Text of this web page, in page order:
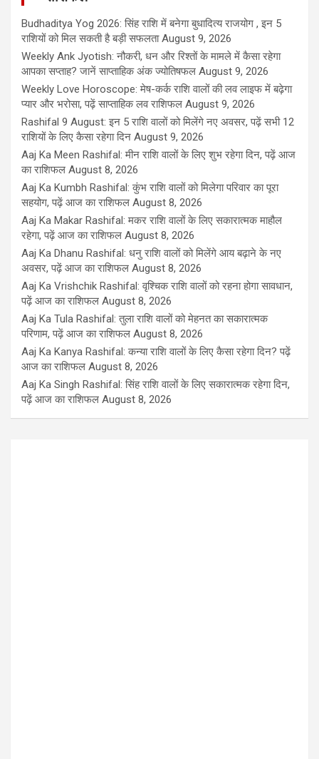
Budhaditya Yog 2026: सिंह राशि में बनेगा बुधादित्य राजयोग , इन 5
राशियों को मिल सकती है बड़ी सफलता August 9, 2026
Weekly Ank Jyotish: नौकरी, धन और रिश्तों के मामले में कैसा रहेगा
आपका सप्ताह? जानें साप्ताहिक अंक ज्योतिषफल August 9, 2026
Weekly Love Horoscope: मेष-कर्क राशि वालों की लव लाइफ में बढ़ेगा
प्यार और भरोसा, पढ़ें साप्ताहिक लव राशिफल August 9, 2026
Rashifal 9 August: इन 5 राशि वालों को मिलेंगे नए अवसर, पढ़ें सभी 12
राशियों के लिए कैसा रहेगा दिन August 9, 2026
Aaj Ka Meen Rashifal: मीन राशि वालों के लिए शुभ रहेगा दिन, पढ़ें आज
का राशिफल August 8, 2026
Aaj Ka Kumbh Rashifal: कुंभ राशि वालों को मिलेगा परिवार का पूरा
सहयोग, पढ़ें आज का राशिफल August 8, 2026
Aaj Ka Makar Rashifal: मकर राशि वालों के लिए सकारात्मक माहौल
रहेगा, पढ़ें आज का राशिफल August 8, 2026
Aaj Ka Dhanu Rashifal: धनु राशि वालों को मिलेंगे आय बढ़ाने के नए
अवसर, पढ़ें आज का राशिफल August 8, 2026
Aaj Ka Vrishchik Rashifal: वृश्चिक राशि वालों को रहना होगा सावधान,
पढ़ें आज का राशिफल August 8, 2026
Aaj Ka Tula Rashifal: तुला राशि वालों को मेहनत का सकारात्मक
परिणाम, पढ़ें आज का राशिफल August 8, 2026
Aaj Ka Kanya Rashifal: कन्या राशि वालों के लिए कैसा रहेगा दिन? पढ़ें
आज का राशिफल August 8, 2026
Aaj Ka Singh Rashifal: सिंह राशि वालों के लिए सकारात्मक रहेगा दिन,
पढ़ें आज का राशिफल August 8, 2026